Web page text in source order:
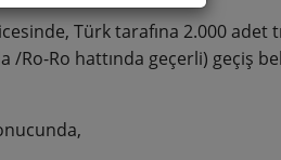
Türk tarafına 2.000 adet
/Ro-Ro hattında geçerli) geçiş